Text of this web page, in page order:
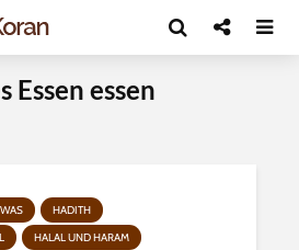
Essen essen
HADITH
HALAL UND HARAM